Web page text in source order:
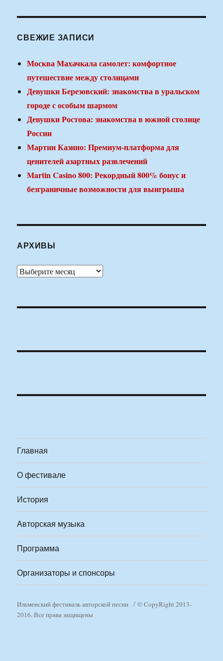
СВЕЖИЕ ЗАПИСИ
Москва Махачкала самолет: комфортное
путешествие между столицами
Девушки Березовский: знакомства в уральском
городе с особым шармом
Девушки Ростова: знакомства в южной столице
России
Мартин Казино: Премиум-платформа для
ценителей азартных развлечений
Martin Casino 800: Рекордный 800% бонус и
безграничные возможности для выигрыша
АРХИВЫ
Архивы
Главная
О фестивале
История
Авторская музыка
Программа
Организаторы и спонсоры
Ильменский фестиваль авторской песни
© CopyRight 2013-
2016. Все права защищены